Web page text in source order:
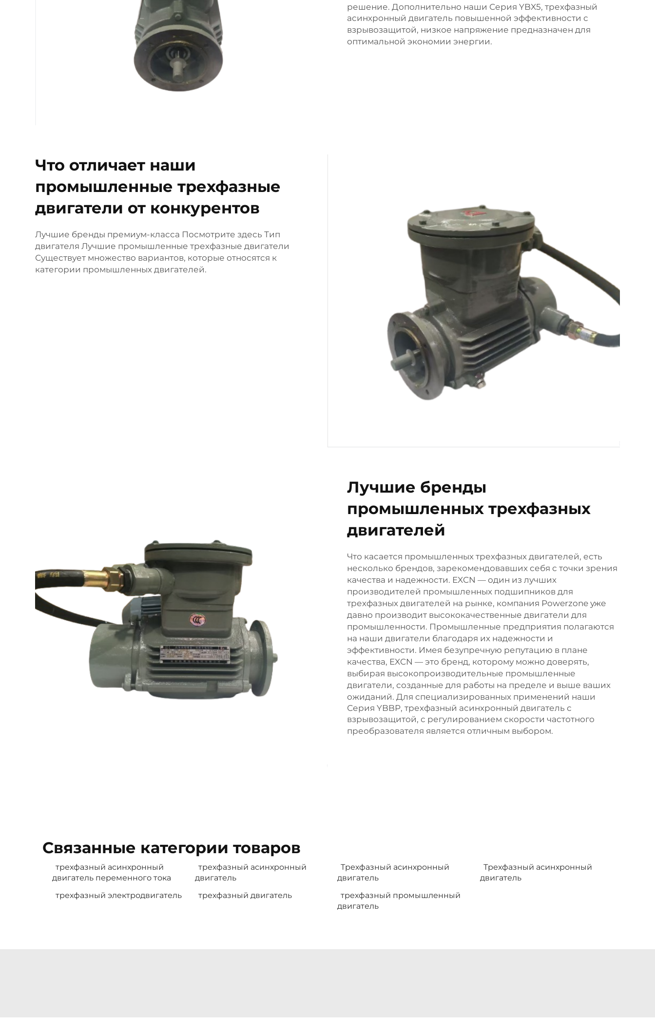
решение. Дополнительно наши Серия YBX5, трехфазный
асинхронный двигатель повышенной эффективности с
взрывозащитой, низкое напряжение предназначен для
оптимальной экономии энергии.
Что отличает наши
промышленные трехфазные
двигатели от конкурентов
Лучшие бренды премиум-класса Посмотрите здесь Тип
двигателя Лучшие промышленные трехфазные двигатели
Существует множество вариантов, которые относятся к
категории промышленных двигателей.
Лучшие бренды
промышленных трехфазных
двигателей
Что касается промышленных трехфазных двигателей, есть
несколько брендов, зарекомендовавших себя с точки зрения
качества и надежности. EXCN — один из лучших
производителей промышленных подшипников для
трехфазных двигателей на рынке, компания Powerzone уже
давно производит высококачественные двигатели для
промышленности. Промышленные предприятия полагаются
на наши двигатели благодаря их надежности и
эффективности. Имея безупречную репутацию в плане
качества, EXCN — это бренд, которому можно доверять,
выбирая высокопроизводительные промышленные
двигатели, созданные для работы на пределе и выше ваших
ожиданий. Для специализированных применений наши
Серия YBBP, трехфазный асинхронный двигатель с
взрывозащитой, с регулированием скорости частотного
преобразователя является отличным выбором.
Связанные категории товаров
трехфазный асинхронный
двигатель переменного тока
трехфазный асинхронный
двигатель
Трехфазный асинхронный
двигатель
Трехфазный асинхронный
двигатель
трехфазный электродвигатель
трехфазный двигатель
трехфазный промышленный
двигатель